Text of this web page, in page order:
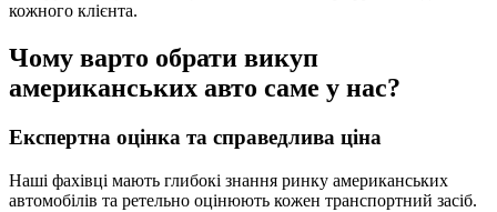
кожного клієнта.
Чому варто обрати викуп
американських авто саме у нас?
Експертна оцінка та справедлива ціна
Наші фахівці мають глибокі знання ринку американських
автомобілів та ретельно оцінюють кожен транспортний засіб.